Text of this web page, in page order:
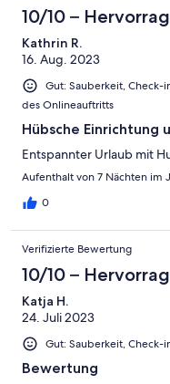
10/10 –
Kathrin R.
16. Aug. 2023
Gut: Sauberkeit, Check-
des Onlineauftritts
Hübsche Einrichtung
Entspannter Urlaub mit
Aufenthalt von 7 Nächten im
0
Verifizierte Bewertung
10/10 –
Katja H.
24. Juli 2023
Gut: Sauberkeit, Check-
Bewertung